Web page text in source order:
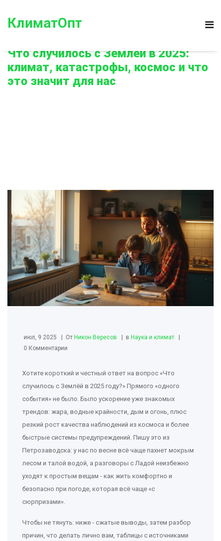
КлиматОпт
Что случилось с Землёй в 2025:
климат, катастрофы, космос и что
это значит для нас
июл, 9 2025 От Никон Вересов в Наука и климат
0 Комментарии
Хотите короткий и честный ответ на вопрос «Что
случилось с Землёй в 2025 году?» Прямого «одного
события» не было. Было ускорение уже знакомых
трендов: жара, водные крайности, дым и огонь, плюс
резкий рост качества наблюдений из космоса и более
быстрые системы предупреждений. Пишу это из
Петрозаводска: у нас по весне всё чаще пахнет мокрым
лесом и талой водой, а разговоры с Ладой неизбежно
уходят к простым вещам - как жить комфортно и
безопасно при погоде, которая всё чаще «с
сюрпризами».
Чтобы не тянуть: ниже - сжатые выводы, затем разбор
причин, что делать лично вам, таблицы с источниками